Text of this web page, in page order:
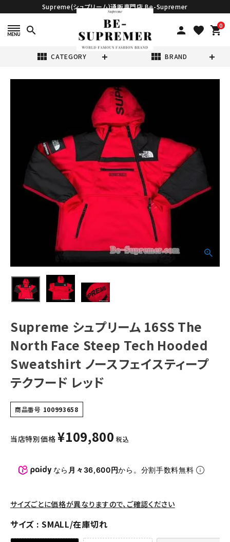
Supreme(シュプリーム)通販専門店 Be-Supremer
search person favorite 0
shopping_cart
view_module CATEGORY view_module BRAND
Supreme シュプ
CATEGORY
Tシャツ・ロングスリーブ
パーカー・トレーナー
ジャケット・アウター
キャップ・ハット
ニット帽・ビーニー
バックパック・リュック
スニーカー・ブーツ
パンツ・ショーツ
COLLABORATION BRAND
SEASON
Supreme シュプリーム 16SS The
North Face Steep Tech Hooded
Sweatshirt ノースフェイスティープ
テクフード レッド
商品番号 100993658
当店特別価格 ¥109,800 税込
なら 月々36,600円から。分割手数料無料
サイズごとに価格が異なりますので、ご確認ください
サイズ SMALL/在庫切れ